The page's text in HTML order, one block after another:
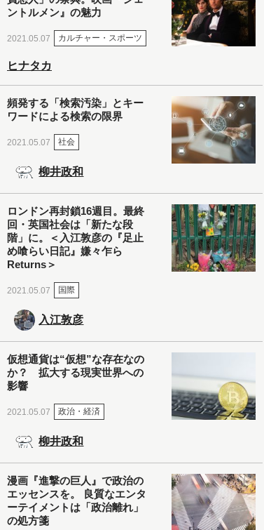
ントルメン』の魅力
2021.05.07 カルチャー・スポーツ
ヒナタカ
頻発する「検索汚染」とキー
ワードによる検索の限界
2021.05.07 社会
柳井政和
ロンドン再封鎖16週目。最終
回・英国社会は「新たな段
階」に。＜入江敦彦の『足止
め喰らい日記』嫌々乍ら
Returns＞
2021.05.07 国際
入江敦彦
仮想通貨は“仮想”な存在なの
か？ 拡大する現実世界への
影響
2021.05.07 政治・経済
柳井政和
漫画『進撃の巨人』で政治の
エッセンスを。 良質なエンタ
ーテイメントは「政治離れ」
の処方箋